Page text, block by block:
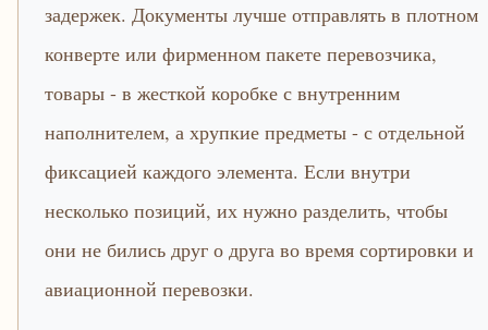
задержек. Документы лучше отправлять в плотном
конверте или фирменном пакете перевозчика,
товары - в жесткой коробке с внутренним
наполнителем, а хрупкие предметы - с отдельной
фиксацией каждого элемента. Если внутри
несколько позиций, их нужно разделить, чтобы
они не бились друг о друга во время сортировки и
авиационной перевозки.